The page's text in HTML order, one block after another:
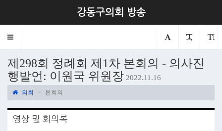
강동구의회 방송
Toggle
제298회 정례회 제1차 본회의 - 의사진
행발언: 이원국 위원장 2022.11.16
의회 본회의
영상 및 회의록